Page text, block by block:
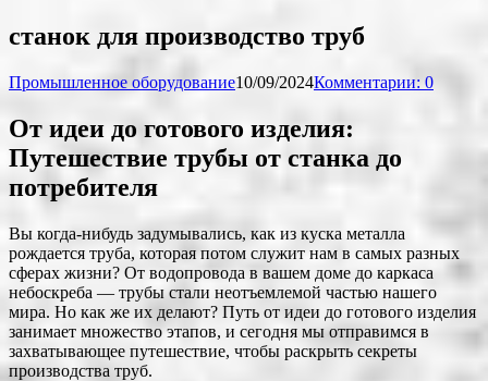
станок для производство труб
Промышленное оборудование10/09/2024Комментарии: 0
От идеи до готового изделия:
Путешествие трубы от станка до
потребителя
Вы когда-нибудь задумывались, как из куска металла
рождается труба, которая потом служит нам в самых разных
сферах жизни? От водопровода в вашем доме до каркаса
небоскреба — трубы стали неотъемлемой частью нашего
мира. Но как же их делают? Путь от идеи до готового изделия
занимает множество этапов, и сегодня мы отправимся в
захватывающее путешествие, чтобы раскрыть секреты
производства труб.